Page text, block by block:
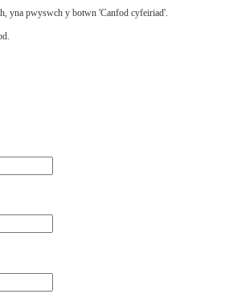
yna pwyswch y botwn 'Canfod cyfeiriad'.